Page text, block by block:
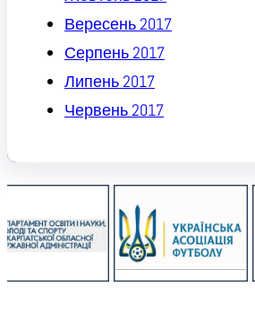
Вересень 2017
Серпень 2017
Липень 2017
Червень 2017